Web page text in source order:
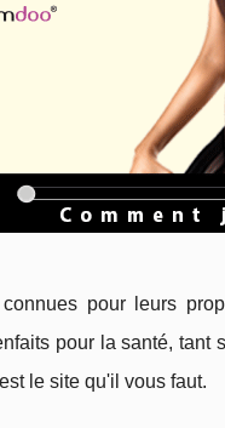
pour leurs
pour la santé,
le site qu'il vous faut.